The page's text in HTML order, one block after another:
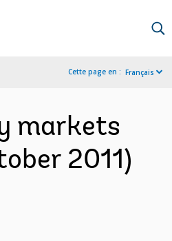
Cette page en : Français
markets
2011)